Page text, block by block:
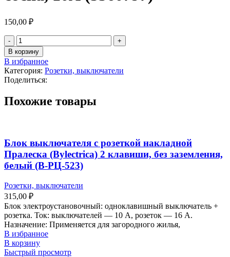
150,00 ₽
В корзину
В избранное
Категория: Розетки, выключатели
Поделиться:
Похожие товары
Блок выключателя с розеткой накладной
Пралеска (Bylectrica) 2 клавиши, без заземления,
белый (В-РЦ-523)
Розетки, выключатели
315,00 ₽
Блок электроустановочный: одноклавишный выключатель +
розетка. Ток: выключателей — 10 А, розеток — 16 А.
Назначение: Применяется для загородного жилья,
В избранное
В корзину
Быстрый просмотр